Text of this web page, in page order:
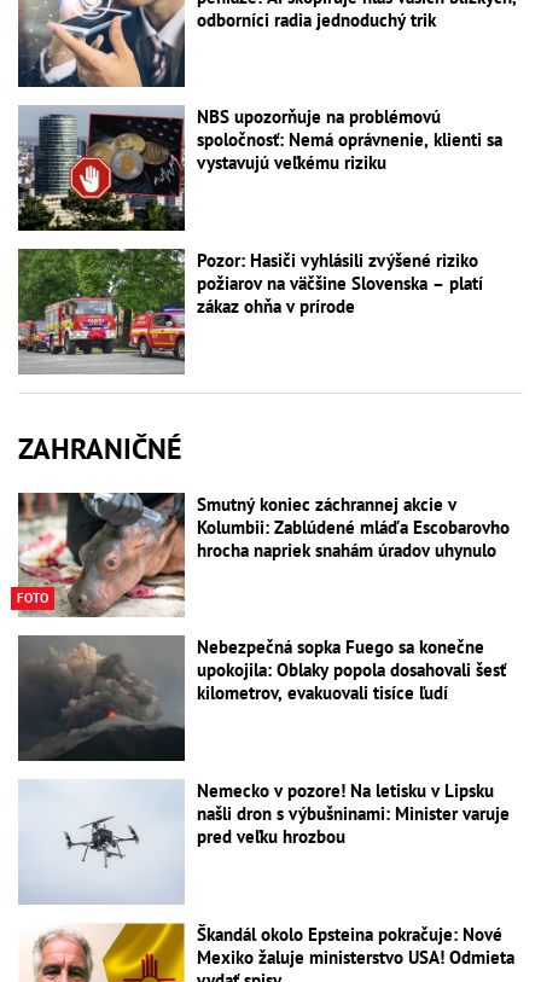
odborníci radia jednoduchý trik
NBS upozorňuje na problémovú
spoločnosť: Nemá oprávnenie, klienti sa
vystavujú veľkému riziku
Pozor: Hasiči vyhlásili zvýšené riziko
požiarov na väčšine Slovenska – platí
zákaz ohňa v prírode
ZAHRANIČNÉ
FOTO
Smutný koniec záchrannej akcie v
Kolumbii: Zablúdené mláďa Escobarovho
hrocha napriek snahám úradov uhynulo
Nebezpečná sopka Fuego sa konečne
upokojila: Oblaky popola dosahovali šesť
kilometrov, evakuovali tisíce ľudí
Nemecko v pozore! Na letisku v Lipsku
našli dron s výbušninami: Minister varuje
pred veľku hrozbou
Škandál okolo Epsteina pokračuje: Nové
Mexiko žaluje ministerstvo USA! Odmieta